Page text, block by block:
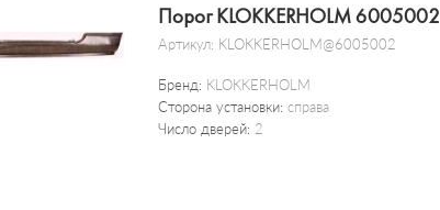
Порог KLOKKERHOLM 6005002
Артикул: KLOKKERHOLM@6005002
Бренд: KLOKKERHOLM
Сторона установки: справа
Число дверей: 2